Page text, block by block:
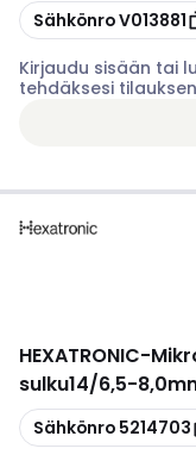
Kopioi
SähkönroV013881
Kirjaudu sisään tai
tehdäksesi tilauksen
HEXATRONIC-
sulku14/6,5-
Kopioi
Sähkönro 5214703